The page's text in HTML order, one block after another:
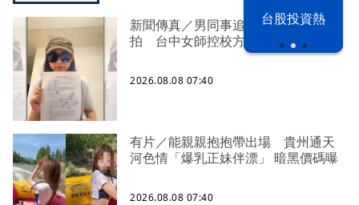
漢光42演習 台股投資熱
新聞傳真／男同事追求不成跟騷偷
拍 台中女師控校方霸凌成幫凶
2026.08.08 07:40
有片／能親親抱抱帶出場 貴州通天
河色情「爆乳正妹伴漂」 暗黑價碼曝
2026.08.08 07:40